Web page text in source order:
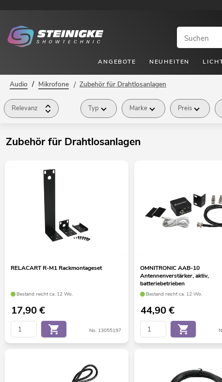
ANGEBOTE NEUHEITEN
Audio / Mikrofone / Zubehör für Drahtlosanlagen
Relevanz Typ Marke Preis
Zubehör für Drahtlosanlagen
RELACART R-M1 Rackmontageset
Bestand reicht ca. 12 Wo.
17,90€
No. 13055197
OMNITRONIC AAB-10
Antennenverstärker, aktiv,
batteriebetrieben
Bestand reicht ca. 12 Wo.
44,90€